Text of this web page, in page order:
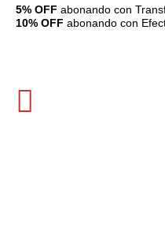
5% OFF abonando con
10% OFF abonando con